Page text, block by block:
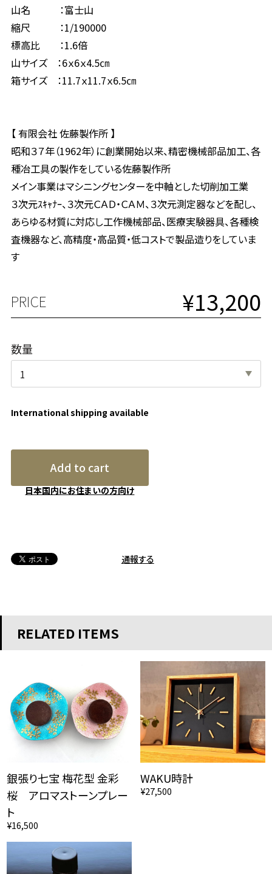
山名 ：富士山
縮尺 ：1/190000
標高比 ：1.6倍
山サイズ ：6ｘ6ｘ4.5㎝
箱サイズ ：11.7ｘ11.7ｘ6.5㎝
【 有限会社 佐藤製作所 】
昭和３７年（1962年）に創業開始以来、精密機械部品加工、各
種冶工具の製作をしている佐藤製作所
メイン事業はマシニングセンターを中軸とした切削加工業
３次元ｽｷｬﾅｰ、３次元ＣＡＤ・ＣＡＭ、３次元測定器などを配し、
あらゆる材質に対応し工作機械部品、医療実験器具、各種検
査機器など、高精度・高品質・低コストで製品造りをしていま
す
PRICE ¥13,200
数量
International shipping available
Add to cart
日本国内にお住まいの方向け
通報する
RELATED ITEMS
銀張り七宝 梅花型 金彩
桜 アロマストーンプレー
ト
¥16,500
WAKU時計
¥27,500